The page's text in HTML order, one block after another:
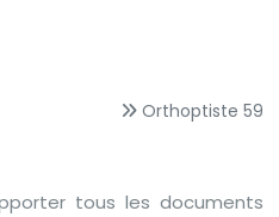
Orthoptiste 59
tous les documents